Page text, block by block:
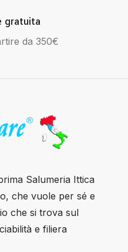
gratuita
da 350€
Salumeria Ittica
che vuole per sé e
che si trova sul
e filiera